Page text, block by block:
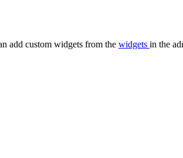
add custom widgets from the widgets in the